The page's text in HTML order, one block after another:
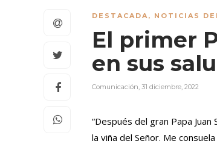
DESTACADA , NOTICIAS
El primer
en sus
Comunicación 31 diciembre, 2022
“Después del gran Papa
la viña del Señor. Me